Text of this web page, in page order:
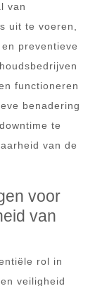
van
uit te voeren,
preventieve
functioneren
benadering
te
van de
voor
van
rol in
veiligheid